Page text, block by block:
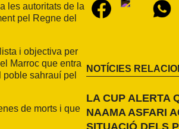
les autoritats de la
pel Regne del
i objectiva per
Marroc que entra
sahrauí pel
de morts i que
NOTÍCIES
LA CUP ALERTA
NAAMA ASFARI
SITUACIÓ DELS